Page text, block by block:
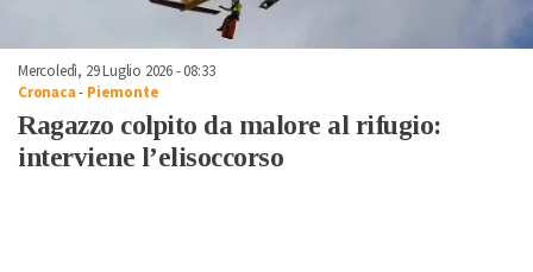
Mercoledì, 29 Luglio 2026 - 08:33
Cronaca- Piemonte
Ragazzo colpito da malore al rifugio:
interviene l’elisoccorso